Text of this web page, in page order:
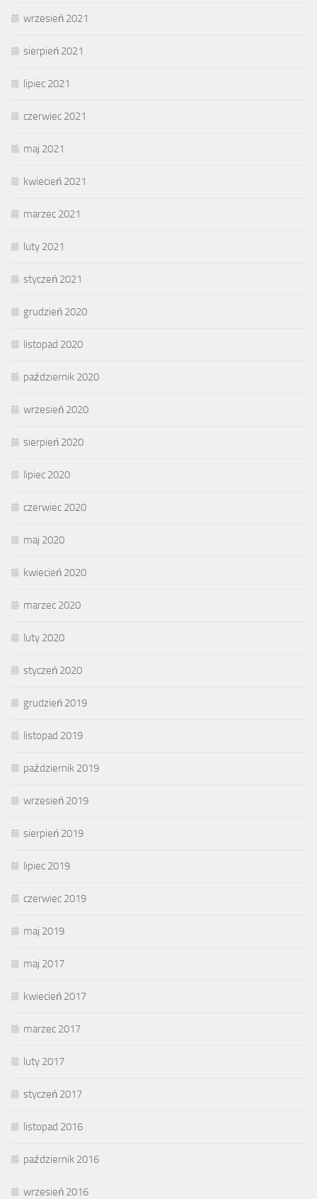
wrzesień 2021
sierpień 2021
lipiec 2021
czerwiec 2021
maj 2021
kwiecień 2021
marzec 2021
luty 2021
styczeń 2021
grudzień 2020
listopad 2020
październik 2020
wrzesień 2020
sierpień 2020
lipiec 2020
czerwiec 2020
maj 2020
kwiecień 2020
marzec 2020
luty 2020
styczeń 2020
grudzień 2019
listopad 2019
październik 2019
wrzesień 2019
sierpień 2019
lipiec 2019
czerwiec 2019
maj 2019
maj 2017
kwiecień 2017
marzec 2017
luty 2017
styczeń 2017
listopad 2016
październik 2016
wrzesień 2016